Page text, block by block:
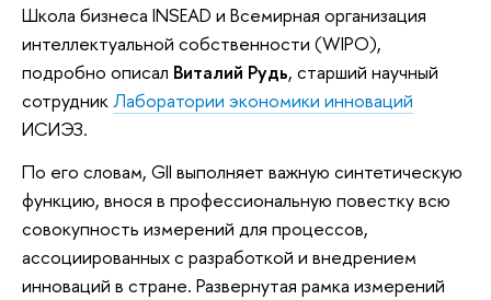
Школа бизнеса INSEAD и Всемирная организация
интеллектуальной собственности (WIPO),
подробно описал Виталий Рудь, старший научный
сотрудникЛаборатории экономики инноваций
ИСИЭЗ.
По его словам, GII выполняет важную синтетическую
функцию, внося в профессиональную повестку всю
совокупность измерений для процессов,
ассоциированных с разработкой и внедрением
инноваций в стране. Развернутая рамка измерений